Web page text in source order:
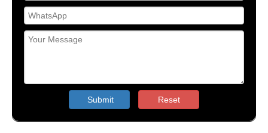
Submit Reset